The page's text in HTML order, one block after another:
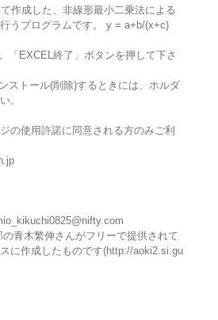
作成した、非線形最小二乗法による
うプログラムです。 y = a+b/(x+c)
「EXCEL終了」ボタンを押して下さ
ストール(削除)するときには、ホルダ
。
の使用許諾に同意される方のみご利
青木繁伸さんがフリーで提供されて
に作成したものです(http://aoki2.si.gu